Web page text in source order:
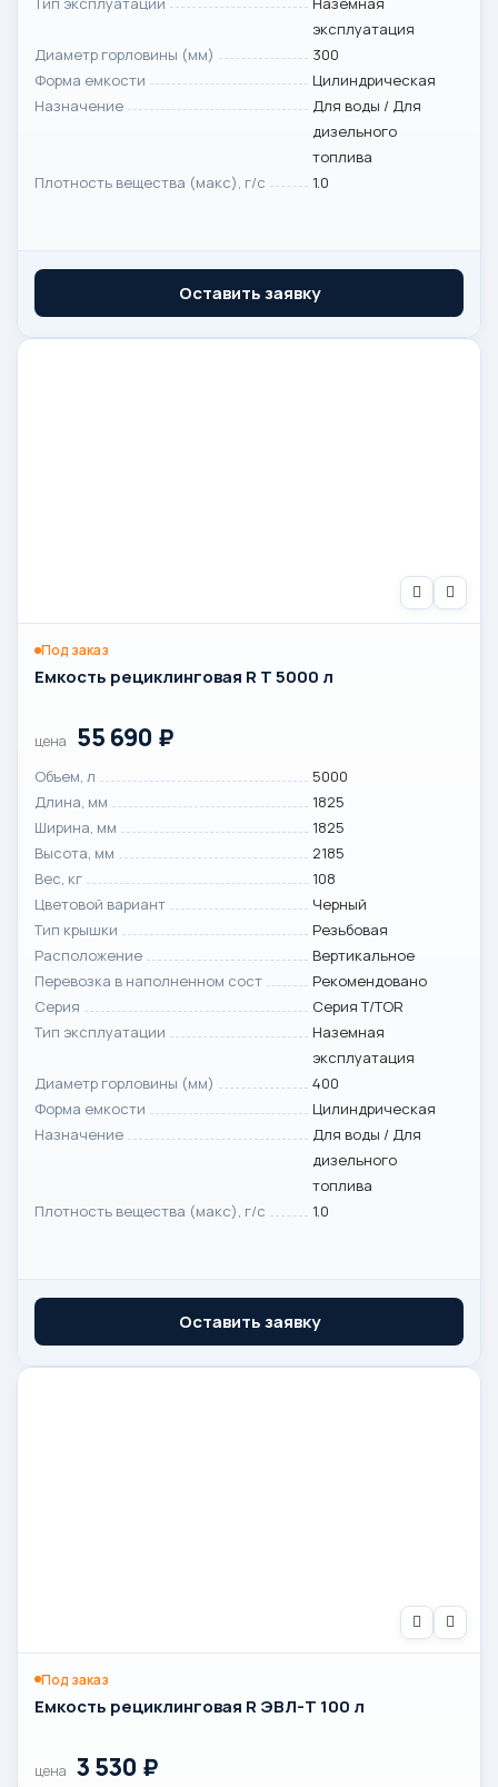
эксплуатация
Диаметр горловины (мм)
300
Форма емкости
Цилиндрическая
Назначение
Для воды / Для
дизельного
топлива
Плотность вещества (макс), г/с
1.0
Оставить заявку
Под заказ
Емкость рециклинговая R T 5000 л
цена 55 690 ₽
Объем, л
5000
Длина, мм
1825
Ширина, мм
1825
Высота, мм
2185
Вес, кг
108
Цветовой вариант
Черный
Тип крышки
Резьбовая
Расположение
Вертикальное
Перевозка в наполненном сост
Рекомендовано
Серия
Серия T/TOR
Тип эксплуатации
Наземная
эксплуатация
Диаметр горловины (мм)
400
Форма емкости
Цилиндрическая
Назначение
Для воды / Для
дизельного
топлива
Плотность вещества (макс), г/с
1.0
Оставить заявку
Под заказ
Емкость рециклинговая R ЭВЛ-Т 100 л
цена 3 530 ₽